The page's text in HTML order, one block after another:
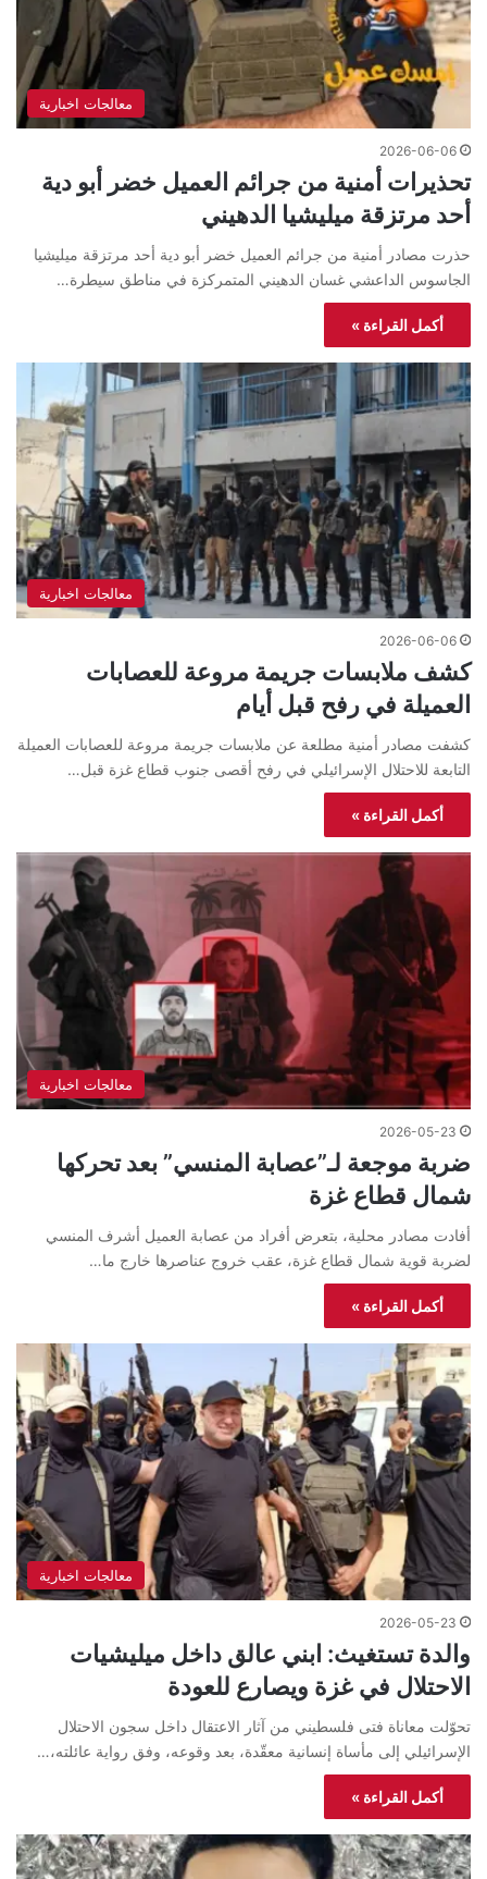
معالجات اخبارية
2026-06-06
تحذيرات أمنية من جرائم العميل خضر أبو دية
أحد مرتزقة ميليشيا الدهيني
حذرت مصادر أمنية من جرائم العميل خضر أبو دية أحد مرتزقة ميليشيا
الجاسوس الداعشي غسان الدهيني المتمركزة في مناطق سيطرة…
أكمل القراءة »
معالجات اخبارية
2026-06-06
كشف ملابسات جريمة مروعة للعصابات
العميلة في رفح قبل أيام
كشفت مصادر أمنية مطلعة عن ملابسات جريمة مروعة للعصابات العميلة
التابعة للاحتلال الإسرائيلي في رفح أقصى جنوب قطاع غزة قبل…
أكمل القراءة »
معالجات اخبارية
2026-05-23
ضربة موجعة لـ”عصابة المنسي” بعد تحركها
شمال قطاع غزة
أفادت مصادر محلية، بتعرض أفراد من عصابة العميل أشرف المنسي
لضربة قوية شمال قطاع غزة، عقب خروج عناصرها خارج ما…
أكمل القراءة »
معالجات اخبارية
2026-05-23
والدة تستغيث: ابني عالق داخل ميليشيات
الاحتلال في غزة ويصارع للعودة
تحوّلت معاناة فتى فلسطيني من آثار الاعتقال داخل سجون الاحتلال
الإسرائيلي إلى مأساة إنسانية معقّدة، بعد وقوعه، وفق رواية عائلته،…
أكمل القراءة »